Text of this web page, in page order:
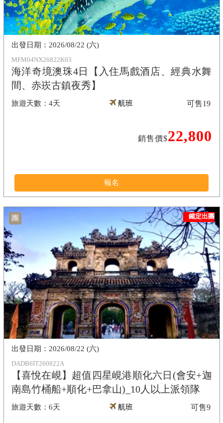
MFM04NX26822K03
海洋奇境澳珠4日【入住馬戲酒店、經典水舞
間、赤崁古鎮夜秀】
4天
2026/08/22 (六)
航班
銷售價$22,800
可售19
報名
團
DADB6IT260822A
【喜悅在峴】超值四星峴港順化六日(會安+迦
南島竹桶船+順化+巴拿山)_10人以上派領隊
6天
2026/08/22 (六)
航班 可售9
鐵定出團